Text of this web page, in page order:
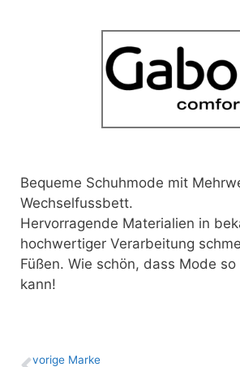
Bequeme Schuhmode mit
Wechselfussbett.
Hervorragende Materialien in
hochwertiger Verarbeitung
Füßen. Wie schön, dass Mode
kann!
vo­ri­ge Marke